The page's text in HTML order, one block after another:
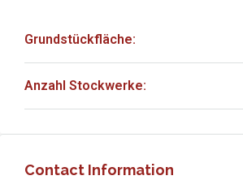
Grundstückfläche:
Anzahl Stockwerke:
Contact Information